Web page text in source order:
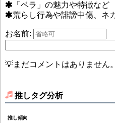
「ベラ」の魅力や特徴など
荒らし行為や誹謗中傷、ネ
お名前:
💡まだコメントはありません
推しタグ分析
推し傾向